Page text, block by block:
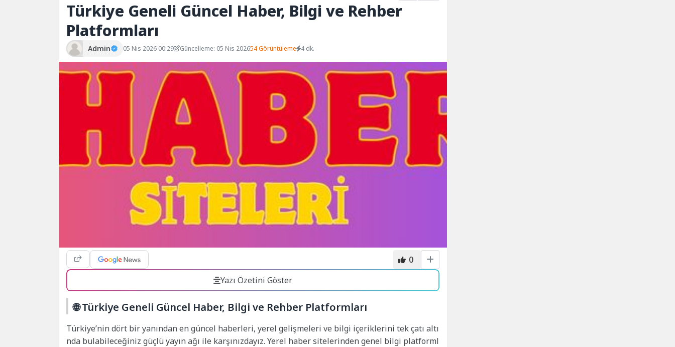
Türkiye Geneli Güncel Haber, Bilgi ve Rehber
Platformları
Admin 05 Nis 2026 00:29 Güncelleme: 05 Nis 202654 Görüntüleme 4 dk.
0
Yazı Özetini Göster
🌐 Türkiye Geneli Güncel Haber, Bilgi ve Rehber Platformları
Türkiye’nin dört bir yanından en güncel haberleri, yerel gelişmeleri ve bilgi içeriklerini tek çatı altı
nda bulabileceğiniz güçlü yayın ağı ile karşınızdayız. Yerel haber sitelerinden genel bilgi platforml